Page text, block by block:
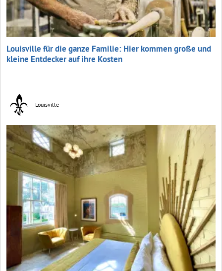
Louisville für die ganze Familie: Hier kommen große und
kleine Entdecker auf ihre Kosten
Louisville